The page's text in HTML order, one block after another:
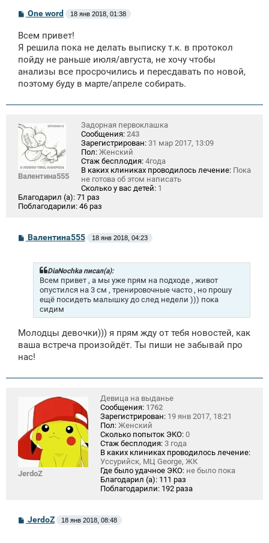
С
б
щ
е
н
и
One word 18 янв 2018, 01:38
Всем привет!
Я решила пока не делать выписку т.к. в протокол
пойду не раньше июля/августа, не хочу чтобы
анализы все просрочились и пересдавать по новой,
поэтому буду в марте/апреле собирать.
Валентина555
Задорная первоклашка
Сообщения: 243
Зарегистрирован: 31 мар 2017, 13:09
Пол: Женский
Стаж бесплодия: 4года
В каких клиниках проводилось лечение: Пока
не готова об этом написать
Сколько у вас детей: 1
Благодарил (а): 71 раз
Поблагодарили: 46 раз
СВалентина555 18 янв 2018, 04:23
DiaNochka писал(а):
Всем привет , а мы уже прям на подходе , живот
опустился на 3 см , тренировочные часто , но прошу
ещё посидеть малышку до след недели ))) пока
сидим
Молодцы девочки))) я прям жду от тебя новостей, как
ваша встреча произойдёт. Ты пиши не забывай про
нас!
JerdoZ
Девица на выданье
Сообщения: 1762
Зарегистрирован: 19 янв 2017, 18:21
Пол: Женский
Сколько попыток ЭКО: 0
Стаж бесплодия: 3 года
В каких клиниках проводилось лечение:
Уссурийск, МЦ George, ЖК
Где было удачное ЭКО: не было пока
Благодарил (а): 111 раз
Поблагодарили: 192 раза
о
JerdoZ 18 янв 2018, 08:48